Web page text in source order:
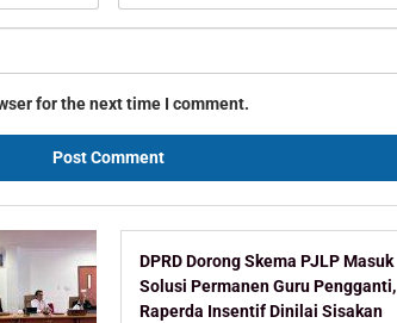
for the next time I comment.
DPRD Dorong Skema PJLP Masuk
Solusi Permanen Guru Pengganti,
Raperda Insentif Dinilai Sisakan